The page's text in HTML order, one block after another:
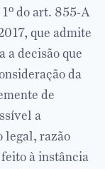
do art. 855-A
que admite
a decisão que
da
de
a
legal, razão
à instância